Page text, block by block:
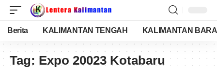
Berita KALIMANTAN TENGAH KALIMANTAN
Tag: Expo 20023 Kotabaru